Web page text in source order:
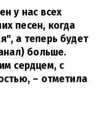
у нас всех
песен, когда
а теперь будет
больше.
сердцем, с
– отметила